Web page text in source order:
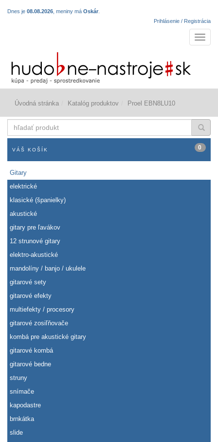
Dnes je 08.08.2026 , meniny má Oskár
Prihlásenie / Registrácia
Úvodná stránka Katalóg produktov Proel EBN8LU10
produkt
VÁŠ KOŠÍK 0
Gitary
elektrické
klasické (španielky)
akustické
gitary pre ľavákov
12 strunové gitary
elektro-akustické
mandolíny / banjo / ukulele
gitarové sety
gitarové efekty
multiefekty / procesory
gitarové zosiľňovače
kombá pre akustické gitary
gitarové kombá
gitarové bedne
struny
snímače
kapodastre
brnkátka
slide